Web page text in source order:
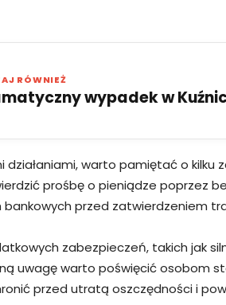
RÓWNIEŻ
wypadek w
działaniami, warto pamiętać o
prośbę o pieniądze poprzez
przed zatwierdzeniem
zabezpieczeń, takich jak
uwagę warto poświęcić osobom
przed utratą oszczędności i